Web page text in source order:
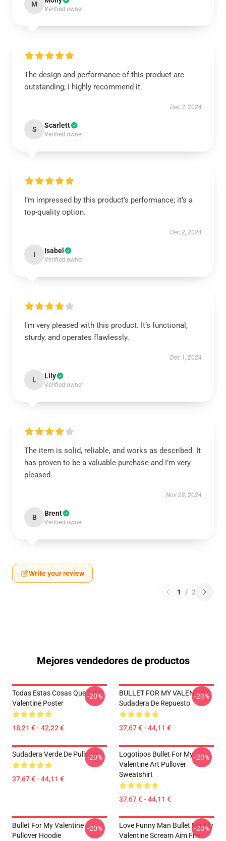
M
Verified owner
The design and performance of this product are
outstanding; I highly recommend it.
Dec 3, 2024
S Scarlett
Verified owner
I’m impressed by this product’s performance; it’s a
top-quality option.
Dec 2, 2024
I Isabel
Verified owner
I’m very pleased with this product. It’s functional,
sturdy, and operates flawlessly.
Dec 1, 2024
L Lily
Verified owner
The item is solid, reliable, and works as described. It
has proven to be a valuable purchase and I’m very
pleased.
Nov 28, 2024
B Brent
Verified owner
Write your review
1 / 2
Mejores vendedores de productos
Todas Estas Cosas Que Odio
Valentine Poster
18,21 € - 42,22 €
-20%
BULLET FOR MY VALENTINE
Sudadera De Repuesto
37,67 € - 44,11 €
-20%
Sudadera Verde De Pullover
37,67 € - 44,11 €
-20%
Logotipos Bullet For My
Valentine Art Pullover
Sweatshirt
37,67 € - 44,11 €
-20%
Bullet For My Valentine
Pullover Hoodie
-20%
Love Funny Man Bullet For My
Valentine Scream Aim Fire
-20%